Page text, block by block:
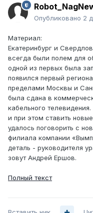
Опубликовано 2
Материал:
Екатеринбург и
всегда были полем для
одной из первых была
появился первый
пределами Москвы и
была сдана в
кабельного
и при этом ставить
удалось поговорить с
филиала компании
деталь - руководителя
зовут Андрей Ершов.
Полный текст